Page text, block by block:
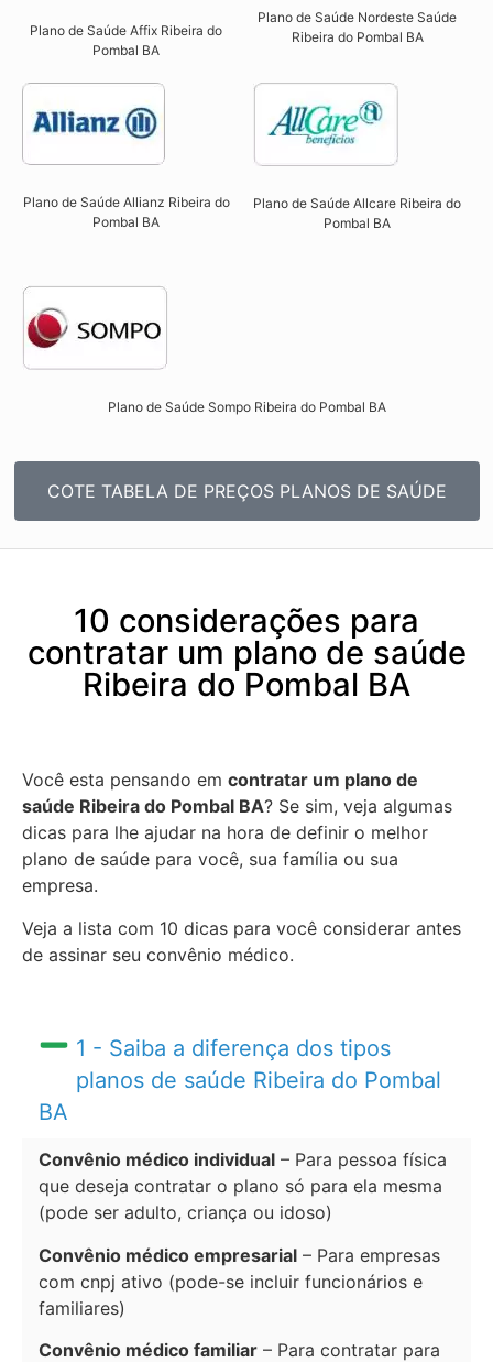
Plano de Saúde Affix Ribeira do
Pombal BA​
Plano de Saúde Nordeste Saúde
Ribeira do Pombal BA
Plano de Saúde Allianz Ribeira do
Pombal BA​
Plano de Saúde Allcare Ribeira do
Pombal BA​
Plano de Saúde Sompo Ribeira do Pombal BA​
COTE TABELA DE PREÇOS PLANOS DE SAÚDE
10 considerações para
contratar um plano de saúde
Ribeira do Pombal BA
Você esta pensando em contratar um plano de
saúde Ribeira do Pombal BA? Se sim, veja algumas
dicas para lhe ajudar na hora de definir o melhor
plano de saúde para você, sua família ou sua
empresa.
Veja a lista com 10 dicas para você considerar antes
de assinar seu convênio médico.
1 - Saiba a diferença dos tipos
planos de saúde Ribeira do Pombal
BA
Convênio médico individual – Para pessoa física
que deseja contratar o plano só para ela mesma
(pode ser adulto, criança ou idoso)
Convênio médico empresarial – Para empresas
com cnpj ativo (pode-se incluir funcionários e
familiares)
Convênio médico familiar – Para contratar para